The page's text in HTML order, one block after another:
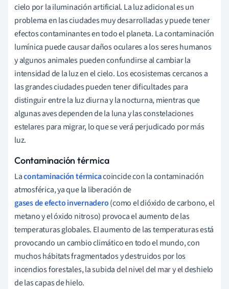
cielo por la iluminación artificial. La luz adicional es un
problema en las ciudades muy desarrolladas y puede tener
efectos contaminantes en todo el planeta. La contaminación
lumínica puede causar daños oculares a los seres humanos
y algunos animales pueden confundirse al cambiar la
intensidad de la luz en el cielo. Los ecosistemas cercanos a
las grandes ciudades pueden tener dificultades para
distinguir entre la luz diurna y la nocturna, mientras que
algunas aves dependen de la luna y las constelaciones
estelares para migrar, lo que se verá perjudicado por más
luz.
Contaminación térmica
Lacontaminación térmicacoincide con la contaminación
atmosférica, ya que la liberación de
gases de efecto invernadero(como el dióxido de carbono, el
metano y el óxido nitroso) provoca el aumento de las
temperaturas globales. El aumento de las temperaturas está
provocando un cambio climático en todo el mundo, con
muchos hábitats fragmentados y destruidos por los
incendios forestales, la subida del nivel del mar y el deshielo
de las capas de hielo.